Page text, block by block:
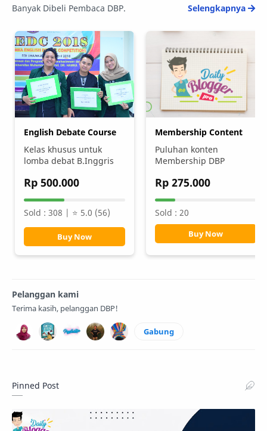
Banyak Dibeli Pembaca DBP. Selengkapnya
English Debate Course
Kelas khusus untuk
lomba debat B.Inggris
Rp 500.000
Sold : 308 | ⭐️ 5.0 (56)
Buy Now
Membership Content
Puluhan konten
Membership DBP
Rp 275.000
Sold : 20
Buy Now
Pelanggan kami
Terima kasih, pelanggan DBP!
Gabung
Pinned Post